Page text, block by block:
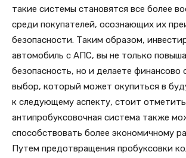
такие системы становятся все более
среди покупателей, осознающих их
безопасности. Таким образом,
автомобиль с АПС, вы не только
безопасность, но и делаете финансово
выбор, который может окупиться в
к следующему аспекту, стоит
антипробуксовочная система также
способствовать более экономичному
Путем предотвращения пробуксовки